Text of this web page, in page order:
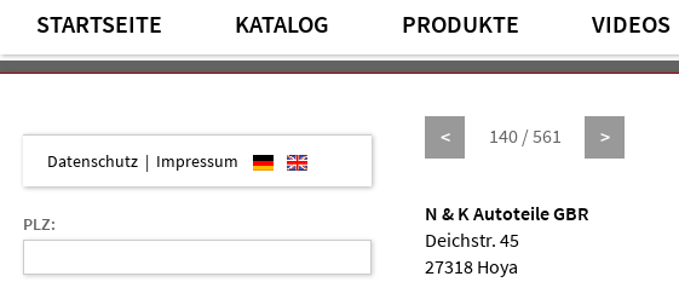
STARTSEITE KATALOG PRODUKTE VIDEOS
Datenschutz | Impressum
PLZ:
< 140 / 561 >
N & K Autoteile GBR
Deichstr. 45
27318 Hoya